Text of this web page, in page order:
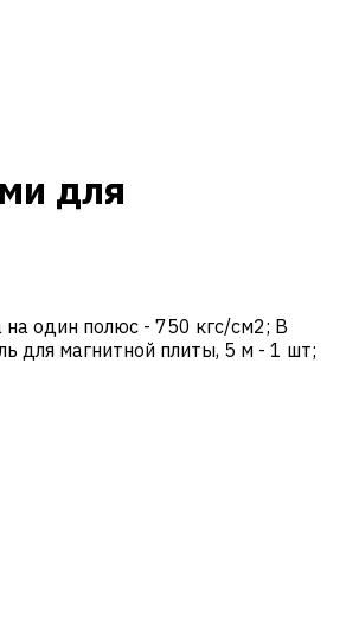
для
один полюс - 750 кгс/см2; В
для магнитной плиты, 5 м - 1 шт;